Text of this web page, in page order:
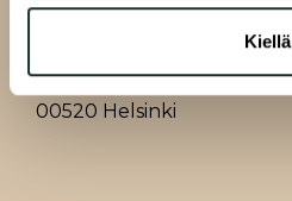
Kiellä
Pasilankatu 13
00520 Helsinki